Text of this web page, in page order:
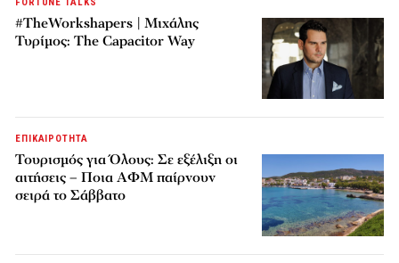
FORTUNE TALKS
#TheWorkshapers | Μιχάλης
Τυρίμος: The Capacitor Way
ΕΠΙΚΑΙΡΟΤΗΤΑ
Τουρισμός για Όλους: Σε εξέλιξη οι
αιτήσεις – Ποια ΑΦΜ παίρνουν
σειρά το Σάββατο